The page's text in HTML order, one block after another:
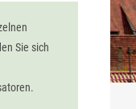
Sie sich